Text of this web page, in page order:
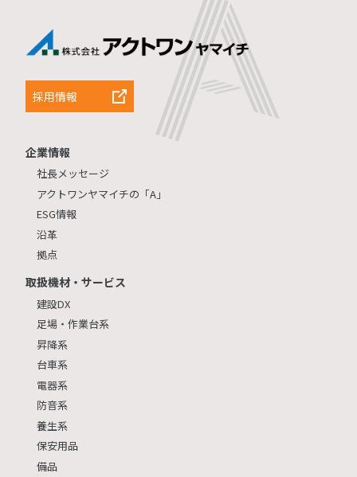
採用情報
企業情報
社長メッセージ
アクトワンヤマイチの「A」
ESG情報
沿革
拠点
取扱機材・サービス
建設DX
足場・作業台系
昇降系
台車系
電器系
防音系
養生系
保安用品
備品